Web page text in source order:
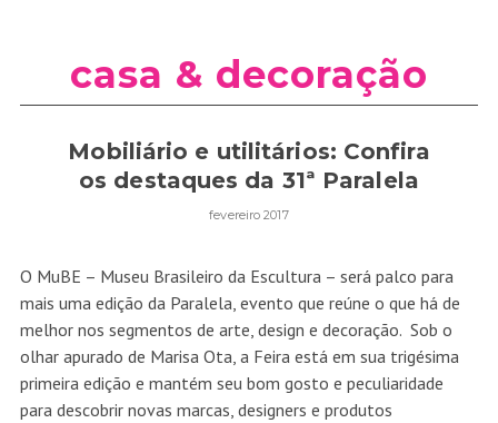
casa & decoração
Mobiliário e utilitários: Confira
os destaques da 31ª Paralela
fevereiro 2017
O MuBE – Museu Brasileiro da Escultura – será palco para
mais uma edição da Paralela, evento que reúne o que há de
melhor nos segmentos de arte, design e decoração. Sob o
olhar apurado de Marisa Ota, a Feira está em sua trigésima
primeira edição e mantém seu bom gosto e peculiaridade
para descobrir novas marcas, designers e produtos